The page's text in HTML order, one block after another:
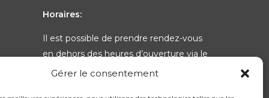
Gérer le consentement
Horaires:
Il est possible de prendre rendez-vous
en dehors des heures d’ouverture via le
formulaire de contactou par téléphone